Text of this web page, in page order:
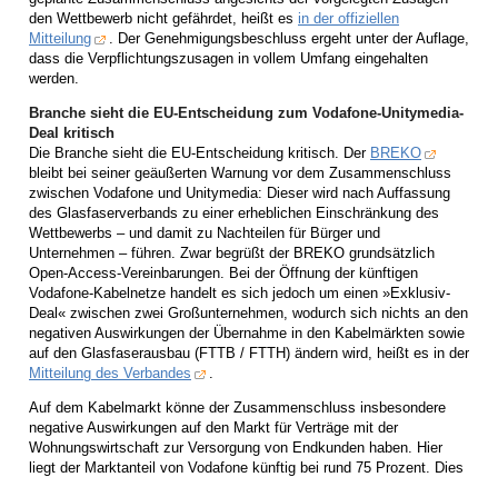
den Wettbewerb nicht gefährdet, heißt es in der offiziellen
Mitteilung
. Der Genehmigungsbeschluss ergeht unter der Auflage,
dass die Verpflichtungszusagen in vollem Umfang eingehalten
werden.
Branche sieht die EU-Entscheidung zum Vodafone-Unitymedia-
Deal kritisch
Die Branche sieht die EU-Entscheidung kritisch. Der BREKO
bleibt bei seiner geäußerten Warnung vor dem Zusammenschluss
zwischen Vodafone und Unitymedia: Dieser wird nach Auffassung
des Glasfaserverbands zu einer erheblichen Einschränkung des
Wettbewerbs – und damit zu Nachteilen für Bürger und
Unternehmen – führen. Zwar begrüßt der BREKO grundsätzlich
Open-Access-Vereinbarungen. Bei der Öffnung der künftigen
Vodafone-Kabelnetze handelt es sich jedoch um einen »Exklusiv-
Deal« zwischen zwei Großunternehmen, wodurch sich nichts an den
negativen Auswirkungen der Übernahme in den Kabelmärkten sowie
auf den Glasfaserausbau (FTTB / FTTH) ändern wird, heißt es in der
Mitteilung des Verbandes
Auf dem Kabelmarkt könne der Zusammenschluss insbesondere
negative Auswirkungen auf den Markt für Verträge mit der
Wohnungswirtschaft zur Versorgung von Endkunden haben. Hier
liegt der Marktanteil von Vodafone künftig bei rund 75 Prozent. Dies